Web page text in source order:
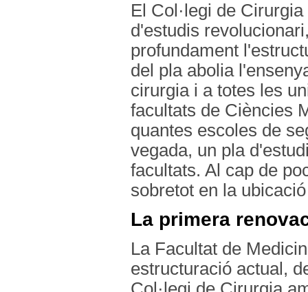
El Col·legi de
d'estudis
profundament
del pla abolia
cirurgia i a totes les
facultats de Ciències
quantes escoles de
vegada, un pla
facultats. Al cap de
sobretot en la
La primera
La Facultat de
estructuració actual,